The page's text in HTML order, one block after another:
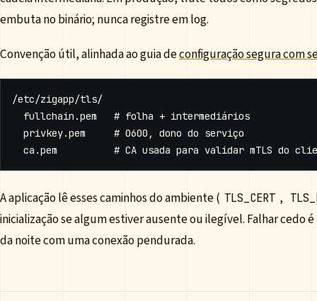
embuta no binário; nunca registre em log.
Convenção útil, alinhada ao guia deconfiguração segura com
A aplicação lê esses caminhos do ambiente ( TLS_CERT ,
inicialização se algum estiver ausente ou ilegível. Falhar cedo
da noite com uma conexão pendurada.